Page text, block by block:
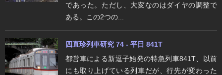
であった。ただし、大変なのはダイヤの調整で
ある。この2つの...
四直珍列車研究 74 - 平日 841T
都営車による新逗子始発の特急列車841T、以前
にも取り上げている列車だが、行先が変わった